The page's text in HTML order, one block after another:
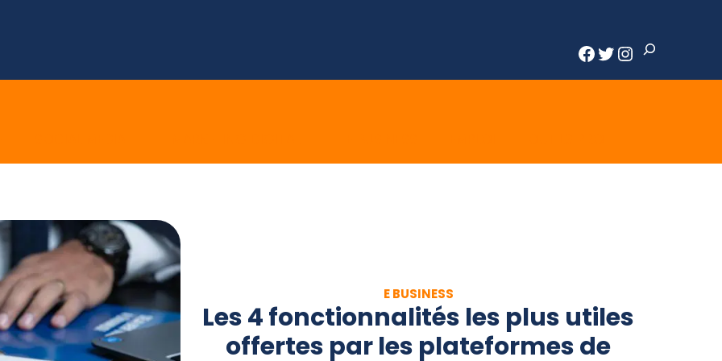
Facebook
Twitter
Instagram
Rechercher
E BUSINESS
Les 4 fonctionnalités les plus utiles
offertes par les plateformes de